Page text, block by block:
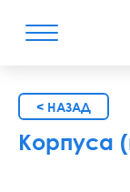
< НАЗАД
Корпуса